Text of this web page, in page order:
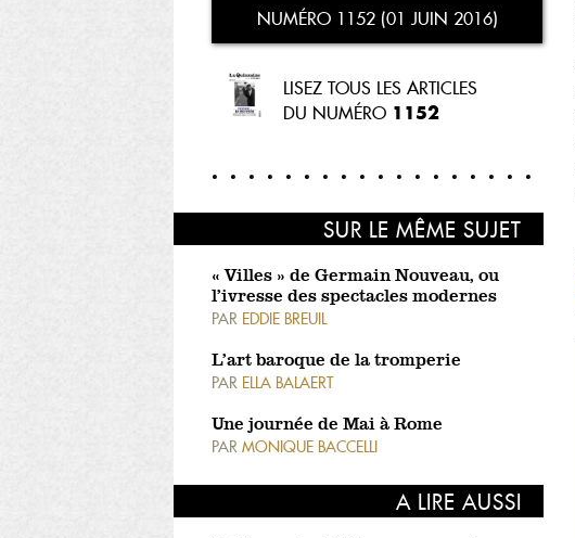
NUMÉRO 1152 (01 JUIN 2016)
LISEZ TOUS LES ARTICLES
DU NUMÉRO 1152
SUR LE MÊME SUJET
« Villes » de Germain Nouveau, ou
l’ivresse des spectacles modernes
PAR EDDIE BREUIL
L’art baroque de la tromperie
PAR ELLA BALAERT
Une journée de Mai à Rome
PAR MONIQUE BACCELLI
A LIRE AUSSI